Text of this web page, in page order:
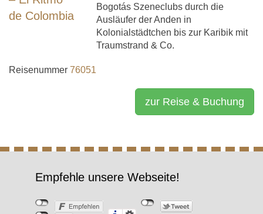
Bogotás Szeneclubs durch die
Ausläufer der Anden in
Kolonialstädtchen bis zur Karibik mit
Traumstrand & Co.
Reisenummer 76051
zur Reise & Buchung
Empfehle unsere Webseite!